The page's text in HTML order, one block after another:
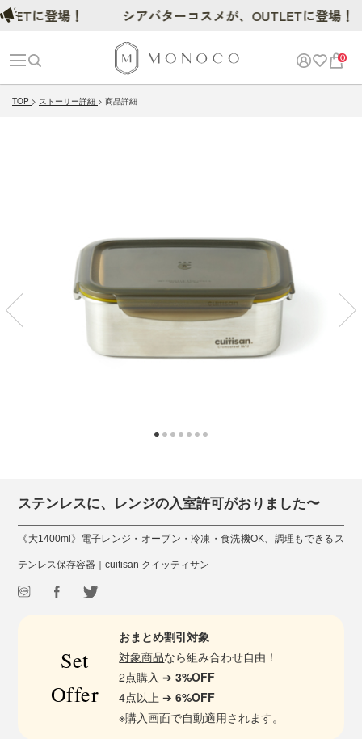
0
TOP ストーリー詳細 商品詳細
ステンレスに、レンジの入室許可がおりました〜
《大1400ml》電子レンジ・オーブン・冷凍・食洗機OK、調理もできるス
テンレス保存容器｜cuitisan クイッティサン
Set
Offer
おまとめ割引対象
対象商品なら組み合わせ自由！
2点購入 ➔3%OFF
4点以上 ➔6%OFF
※購入画面で自動適用されます。
登場！ シアバターコスメが、OUTLETに登場！